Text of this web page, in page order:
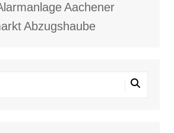
Aachener
Abzugshaube